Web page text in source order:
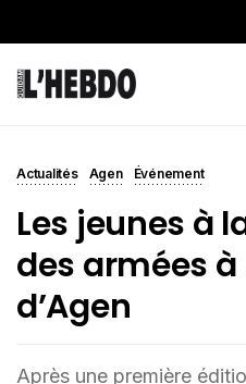
Actualités Agen Événement
Les jeunes à
des armées à
d’Agen
Après une première